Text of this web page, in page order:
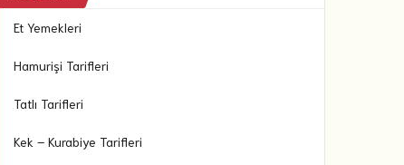
Et Yemekleri
Hamurişi Tarifleri
Tatlı Tarifleri
Kek – Kurabiye Tarifleri